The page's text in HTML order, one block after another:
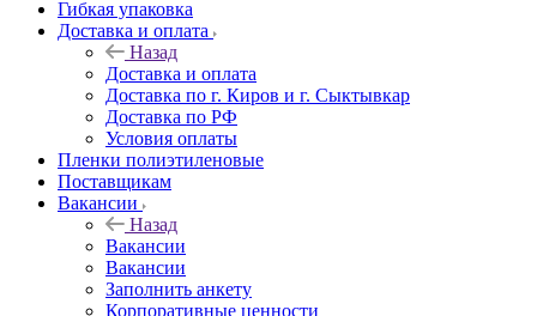
Гибкая упаковка
Доставка и оплата
Назад
Доставка и оплата
Доставка по г. Киров и г. Сыктывкар
Доставка по РФ
Условия оплаты
Пленки полиэтиленовые
Поставщикам
Вакансии
Назад
Вакансии
Вакансии
Заполнить анкету
Корпоративные ценности